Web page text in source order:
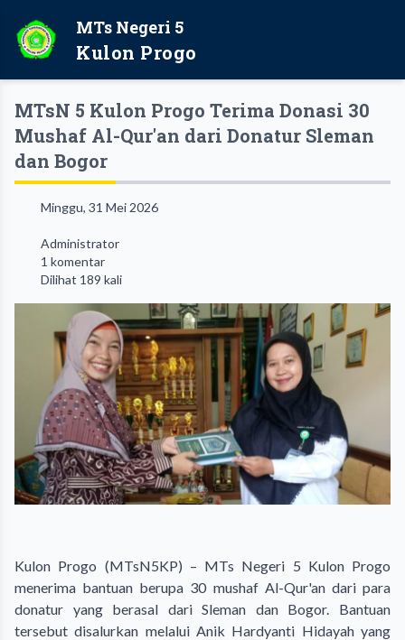
MTs Negeri 5
Kulon Progo
MTsN 5 Kulon Progo Terima Donasi 30
Mushaf Al-Qur'an dari Donatur Sleman
dan Bogor
Minggu, 31 Mei 2026
Administrator
1 komentar
Dilihat 189 kali
Kulon Progo (MTsN5KP) – MTs Negeri 5 Kulon Progo
menerima bantuan berupa 30 mushaf Al-Qur'an dari para
donatur yang berasal dari Sleman dan Bogor. Bantuan
tersebut disalurkan melalui Anik Hardyanti Hidayah yang